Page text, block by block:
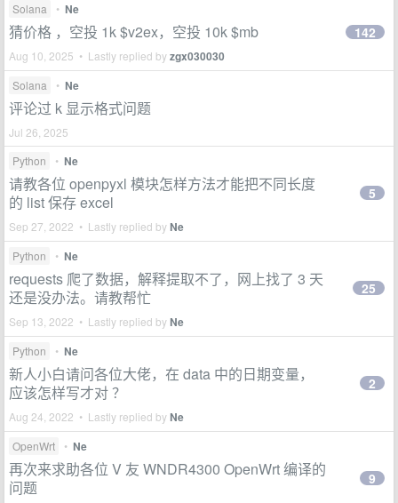
Solana • Ne
猜价格 ，空投 1k $v2ex，空投 10k $mb
Aug 10, 2025 • Lastly replied byzgx030030
142
Solana • Ne
评论过 k 显示格式问题
Jul 26, 2025
Python
• Ne
请教各位 openpyxl 模块怎样方法才能把不同长度
的 list 保存 excel
Sep 27, 2022 • Lastly replied byNe
5
Python • Ne
requests 爬了数据，解释提取不了，网上找了 3 天
还是没办法。请教帮忙
Sep 13, 2022 • Lastly replied byNe
25
Python • Ne
新人小白请问各位大佬，在 data 中的日期变量，
应该怎样写才对 ？
Aug 24, 2022 • Lastly replied byNe
2
OpenWrt • Ne
再次来求助各位 V 友 WNDR4300 OpenWrt 编译的
问题
9